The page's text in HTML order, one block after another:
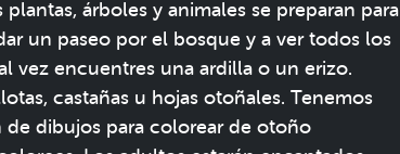
plantas, árboles y animales se preparan para
un paseo por el bosque y a ver todos los
vez encuentres una ardilla o un erizo.
castañas u hojas otoñales. Tenemos
dibujos para colorear de otoño